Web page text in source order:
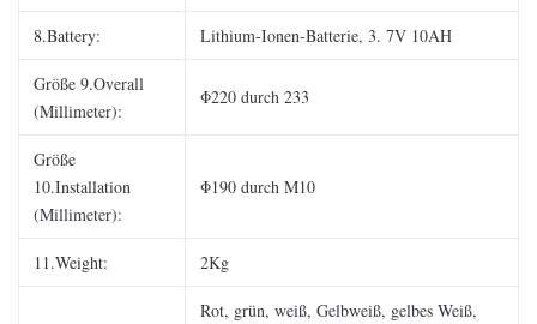
8.Battery: Lithium-Ionen-Batterie, 3. 7V 10AH
Größe 9.Overall
(Millimeter):
Φ220 durch 233
Größe
10.Installation
(Millimeter):
Φ190 durch M10
11.Weight: 2Kg
Rot, grün, weiß, Gelbweiß, gelbes Weiß,